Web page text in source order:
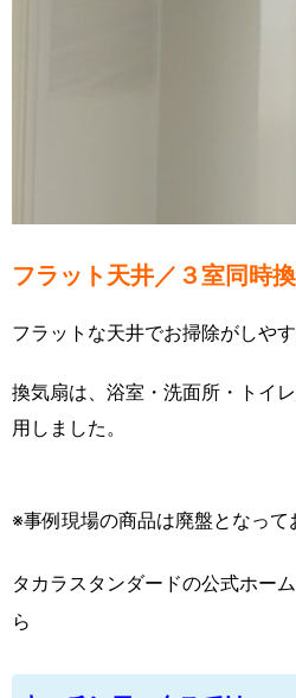
フラット天井／３室同時
フラットな天井でお掃除がしやす
換気扇は、浴室・洗面所・トイ
用しました。
※事例現場の商品は廃盤となって
タカラスタンダードの公式ホ
ら